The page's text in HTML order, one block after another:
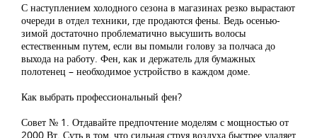
С наступлением холодного сезона в магазинах резко вырастают
очереди в отдел техники, где продаются фены. Ведь осенью-
зимой достаточно проблематично высушить волосы
естественным путем, если вы помыли голову за полчаса до
выхода на работу. Фен, как и держатель для бумажных
полотенец – необходимое устройство в каждом доме.
Как выбрать профессиональный фен?
Совет № 1. Отдавайте предпочтение моделям с мощностью от
2000 Вт. Суть в том, что сильная струя воздуха быстрее удаляет